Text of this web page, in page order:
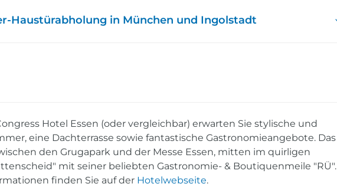
Haustürabholung in München und Ingolstadt
Hotel Essen (oder vergleichbar) erwarten Sie stylische und
eine Dachterrasse sowie fantastische Gastronomieangebote. Das
den Grugapark und der Messe Essen, mitten im quirligen
mit seiner beliebten Gastronomie- & Boutiquenmeile "RÜ".
finden Sie auf der Hotelwebseite.